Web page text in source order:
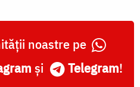
noastre pe
și Telegram!